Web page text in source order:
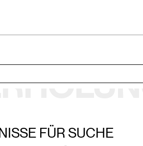
FÜR SUCHE